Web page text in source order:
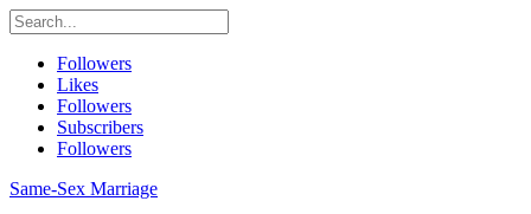
Followers
Likes
Followers
Subscribers
Followers
Same-Sex Marriage